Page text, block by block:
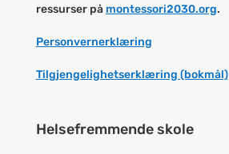
ressurser på montessori2030.org.
Personvernerklæring
Tilgjengelighetserklæring (bokmål)
Helsefremmende skole